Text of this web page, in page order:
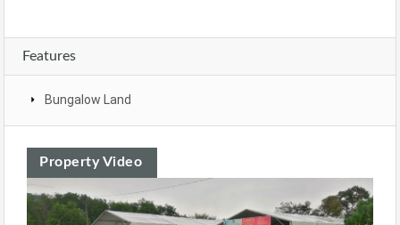
Features
Bungalow Land
Property Video